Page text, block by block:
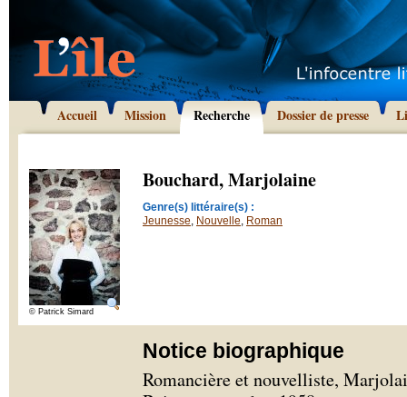
Accueil Mission Recherche Dossier de presse
© Patrick Simard
Bouchard, Marjolaine
Genre(s) littéraire(s) :
Jeunesse, Nouvelle, Roman
Notice biographique
Romancière et nouvelliste,